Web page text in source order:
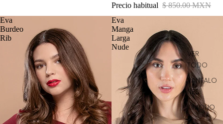
VER
TODO
PANTALO
NES
KIMONO
S
Precio habitual $ 850.00 MXN
Eva
Burdeo
Rib
Eva
Manga
Larga
Nude